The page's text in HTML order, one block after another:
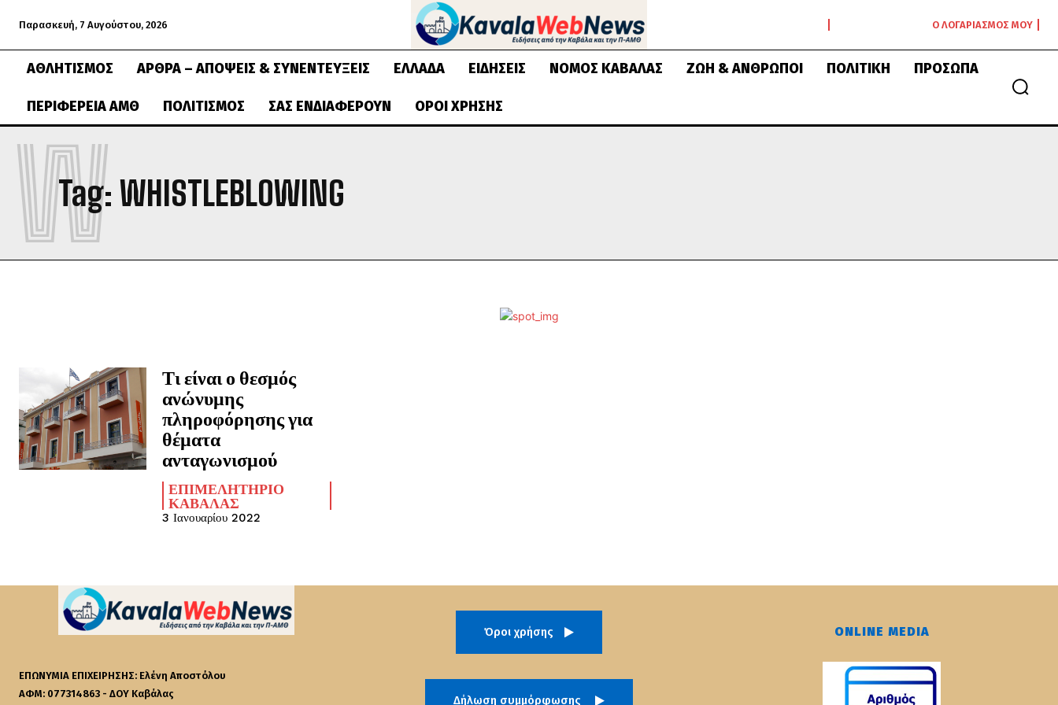
Παρασκευή, 7 Αυγούστου, 2026 Ο ΛΟΓΑΡΙΑΣΜΌΣ ΜΟΥ
ΑΘΛΗΤΙΣΜΌΣ ΆΡΘΡΑ – ΑΠΌΨΕΙΣ & ΣΥΝΕΝΤΕΎΞΕΙΣ ΕΛΛΆΔΑ ΕΙΔΉΣΕΙΣ ΝΟΜΌΣ ΚΑΒΆΛΑΣ ΖΩΉ & ΆΝΘΡΩΠΟΙ ΠΟΛΙΤΙΚΉ ΠΡΌΣΩΠΑ
ΠΕΡΙΦΈΡΕΙΑ ΑΜΘ ΠΟΛΙΤΙΣΜΌΣ ΣΑΣ ΕΝΔΙΑΦΈΡΟΥΝ ΌΡΟΙ ΧΡΉΣΗΣ
Tag: WHISTLEBLOWING
W
Τι είναι ο θεσμός
ανώνυμης
πληροφόρησης για
θέματα
ανταγωνισμού
ΕΠΙΜΕΛΗΤΉΡΙΟ
ΚΑΒΆΛΑΣ
3 Ιανουαρίου 2022
ΕΠΩΝΥΜΙΑ ΕΠΙΧΕΙΡΗΣΗΣ: Ελένη Αποστόλου
ΑΦΜ: 077314863 - ΔΟΥ Καβάλας
Όροι χρήσης
Δήλωση συμμόρφωσης
ONLINE MEDIA